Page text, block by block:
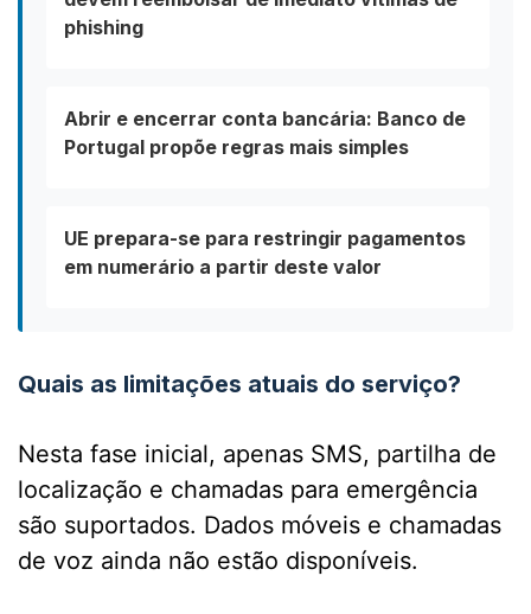
phishing
Abrir e encerrar conta bancária: Banco de
Portugal propõe regras mais simples
UE prepara-se para restringir pagamentos
em numerário a partir deste valor
Quais as limitações atuais do serviço?
Nesta fase inicial, apenas SMS, partilha de
localização e chamadas para emergência
são suportados. Dados móveis e chamadas
de voz ainda não estão disponíveis.